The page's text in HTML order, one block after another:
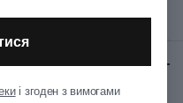
і згоден з вимогами